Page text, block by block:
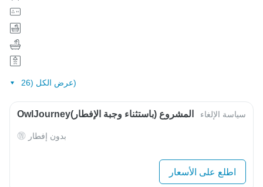
عرض الكل (26)
OwlJourneyالمشروع (باستثناء وجبة الإفطار) سياسة الإلغاء
بدون إفطار
اطلع على الأسعار